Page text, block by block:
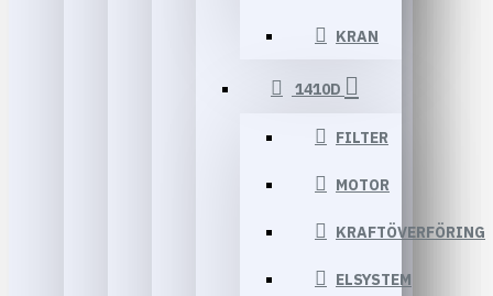
KRAN
1410D
FILTER
MOTOR
KRAFTÖVERFÖRING
ELSYSTEM